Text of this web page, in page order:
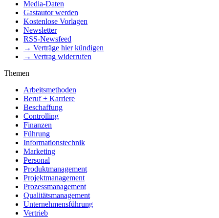
Media-Daten
Gastautor werden
Kostenlose Vorlagen
Newsletter
RSS-Newsfeed
→ Verträge hier kündigen
→ Vertrag widerrufen
Themen
Arbeitsmethoden
Beruf + Karriere
Beschaffung
Controlling
Finanzen
Führung
Informationstechnik
Marketing
Personal
Produktmanagement
Projektmanagement
Prozessmanagement
Qualitätsmanagement
Unternehmensführung
Vertrieb